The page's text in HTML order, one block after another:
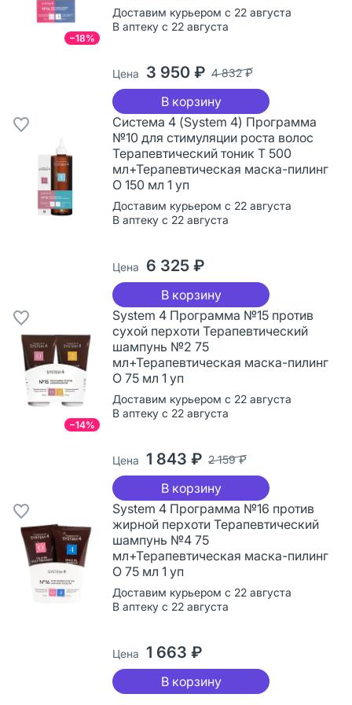
−18%
Доставим курьером с 22 августа
В аптеку с 22 августа
Цена 3 950 ₽ 4 832 ₽
В корзину
Система 4 (System 4) Программа
№10 для стимуляции роста волос
Терапевтический тоник Т 500
мл+Терапевтическая маска-пилинг
О 150 мл 1 уп
Доставим курьером с 22 августа
В аптеку с 22 августа
Цена 6 325 ₽
В корзину
−14%
System 4 Программа №15 против
сухой перхоти Терапевтический
шампунь №2 75
мл+Терапевтическая маска-пилинг
О 75 мл 1 уп
Доставим курьером с 22 августа
В аптеку с 22 августа
Цена 1 843 ₽ 2 159 ₽
В корзину
System 4 Программа №16 против
жирной перхоти Терапевтический
шампунь №4 75
мл+Терапевтическая маска-пилинг
О 75 мл 1 уп
Доставим курьером с 22 августа
В аптеку с 22 августа
Цена 1 663 ₽
В корзину